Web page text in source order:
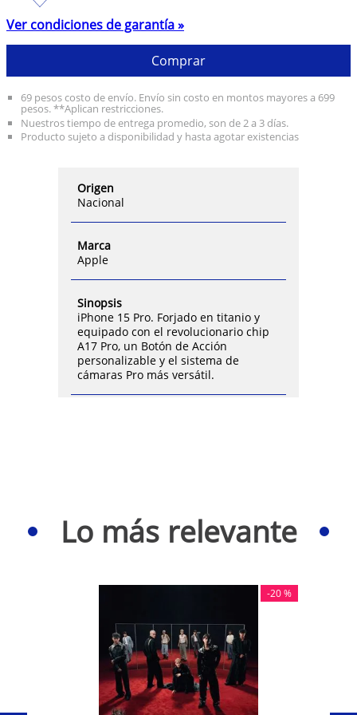
CONEXIONES MUY PRO — El nuevo conector USB-C
te permite cargar tu Mac o iPad con el mismo cable
que usas para cargar el iPhone 15 Pro. Con USB 3,
las velocidades de transferencia pisan el acelerador
a fondo.4 Y con la conexión Wi Fi 6E, podrás
FUNCIONALIDADES ESENCIALES DE SEGURIDAD—
Con Detección de Choques, el iPhone puede
identificar si sufres un accidente de auto grave y
pedir ayuda cuando tú no puedes.
ayudan a mantener el control de tus datos. Está
fabricado con más materiales reciclados para
para todo el mundo.
Ver condiciones de garantía »
Comprar
69 pesos costo de envío. Envío sin costo en montos mayores a 699
pesos. **Aplican restricciones.
Nuestros tiempo de entrega promedio, son de 2 a 3 días.
Producto sujeto a disponibilidad y hasta agotar existencias
Origen
Nacional
Marca
Apple
Sinopsis
iPhone 15 Pro. Forjado en titanio y
equipado con el revolucionario chip
A17 Pro, un Botón de Acción
personalizable y el sistema de
cámaras Pro más versátil.
Lo más relevante
-20 %